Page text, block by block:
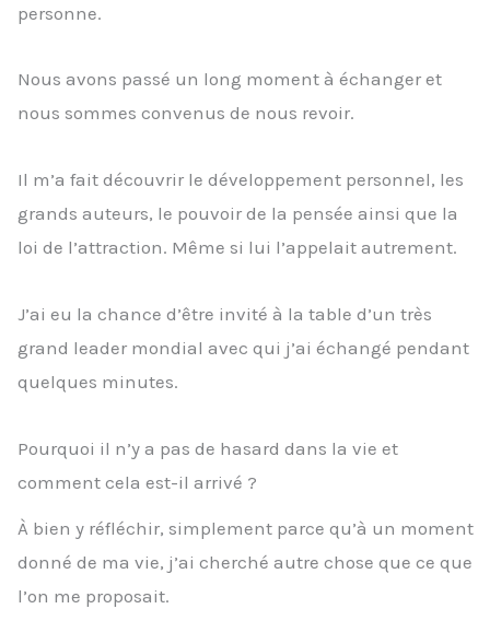
personne.
Nous avons passé un long moment à échanger et
nous sommes convenus de nous revoir.
Il m’a fait découvrir le développement personnel, les
grands auteurs, le pouvoir de la pensée ainsi que la
loi de l’attraction. Même si lui l’appelait autrement.
J’ai eu la chance d’être invité à la table d’un très
grand leader mondial avec qui j’ai échangé pendant
quelques minutes.
Pourquoi il n’y a pas de hasard dans la vie et
comment cela est-il arrivé ?
À bien y réfléchir, simplement parce qu’à un moment
donné de ma vie, j’ai cherché autre chose que ce que
l’on me proposait.